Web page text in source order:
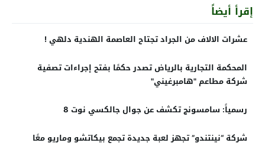
إقرأ أيضاً
عشرات الالاف من الجراد تجتاح العاصمة الهندية دلهي !
المحكمة التجارية بالرياض تصدر حكمًا بفتح إجراءات تصفية
شركة مطاعم "هامبرغيني"
رسمياً: سامسونج تكشف عن جوال جالكسي نوت 8
شركة “نينتندو” تجهز لعبة جديدة تجمع بيكاتشو وماريو معًا‎